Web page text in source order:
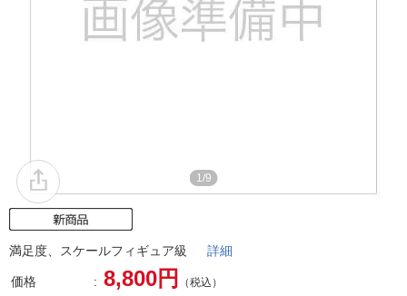
1/9
満足度、スケールフィギュア級 詳細
価格 8,800円 （税込）